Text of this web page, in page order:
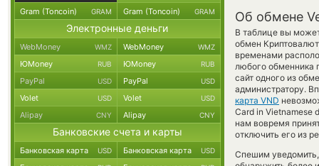
Об обмене
В таблице вы
обмен
временами
любого обменника
сайт одного из
администратору.
карта VND
Card in Vietnamese
нам вовремя
отключить его из
Спешим
Gram (Toncoin) GRAM Gram (Toncoin) GRAM
Электронные деньги
WebMoney WMZ WebMoney WMZ
ЮMoney RUB ЮMoney RUB
PayPal USD PayPal USD
Volet USD Volet USD
Alipay CNY Alipay CNY
Банковские счета и карты
Банковская карта USD Банковская карта USD